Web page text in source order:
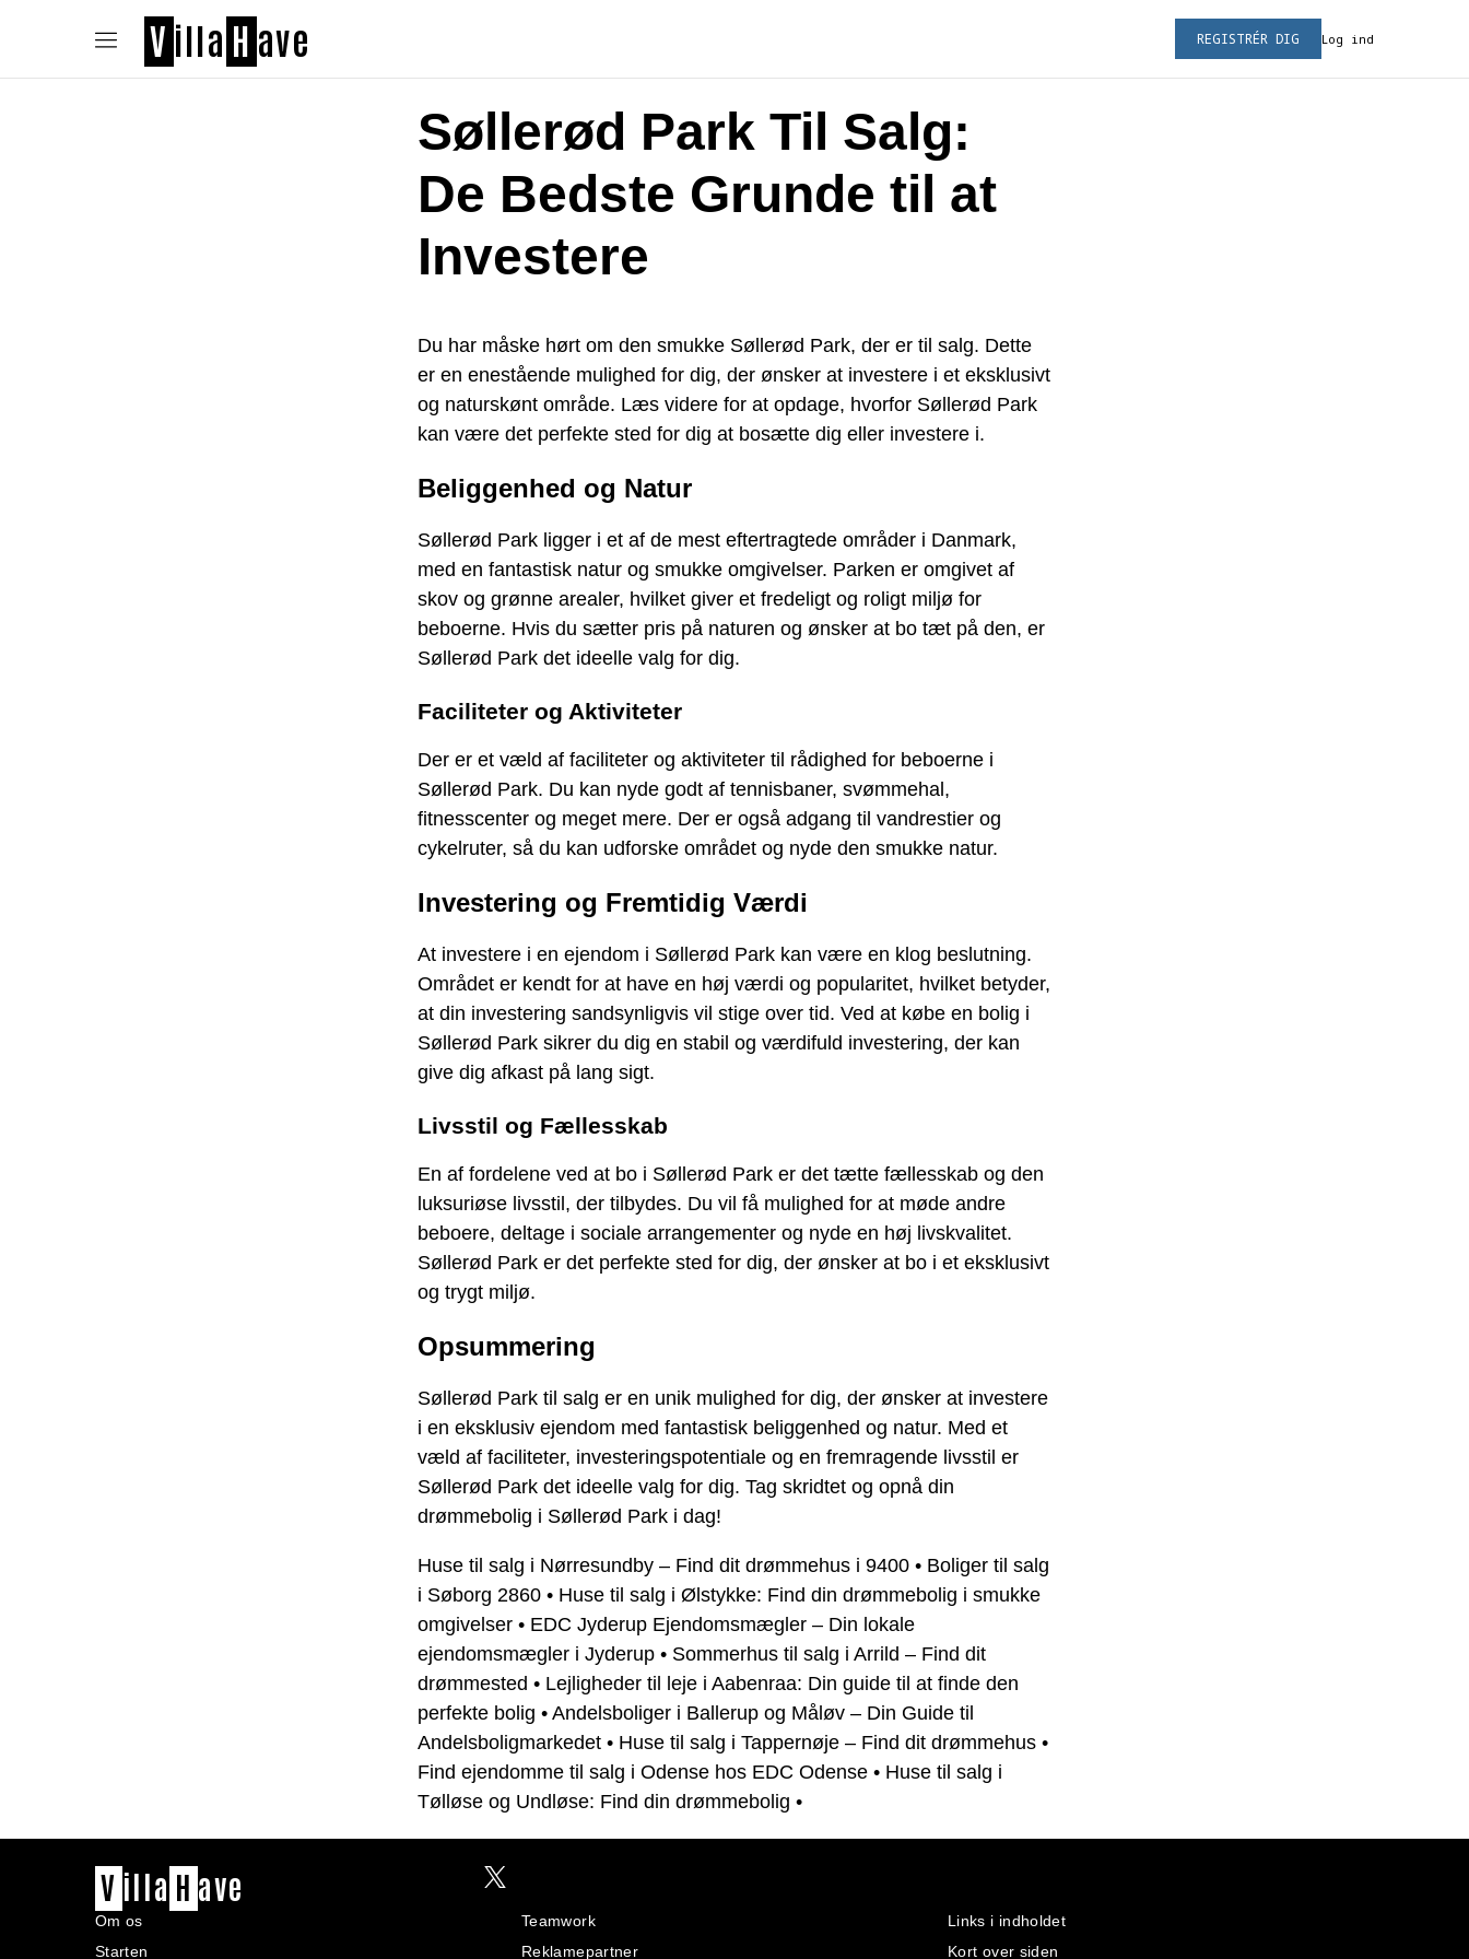
V illa H ave Log ind
REGISTRÉR DIG
Søllerød Park Til Salg:
De Bedste Grunde til at
Investere
Du har måske hørt om den smukke Søllerød Park, der er til salg. Dette
er en enestående mulighed for dig, der ønsker at investere i et eksklusivt
og naturskønt område. Læs videre for at opdage, hvorfor Søllerød Park
kan være det perfekte sted for dig at bosætte dig eller investere i.
Beliggenhed og Natur
Søllerød Park ligger i et af de mest eftertragtede områder i Danmark,
med en fantastisk natur og smukke omgivelser. Parken er omgivet af
skov og grønne arealer, hvilket giver et fredeligt og roligt miljø for
beboerne. Hvis du sætter pris på naturen og ønsker at bo tæt på den, er
Søllerød Park det ideelle valg for dig.
Faciliteter og Aktiviteter
Der er et væld af faciliteter og aktiviteter til rådighed for beboerne i
Søllerød Park. Du kan nyde godt af tennisbaner, svømmehal,
fitnesscenter og meget mere. Der er også adgang til vandrestier og
cykelruter, så du kan udforske området og nyde den smukke natur.
Investering og Fremtidig Værdi
At investere i en ejendom i Søllerød Park kan være en klog beslutning.
Området er kendt for at have en høj værdi og popularitet, hvilket betyder,
at din investering sandsynligvis vil stige over tid. Ved at købe en bolig i
Søllerød Park sikrer du dig en stabil og værdifuld investering, der kan
give dig afkast på lang sigt.
Livsstil og Fællesskab
En af fordelene ved at bo i Søllerød Park er det tætte fællesskab og den
luksuriøse livsstil, der tilbydes. Du vil få mulighed for at møde andre
beboere, deltage i sociale arrangementer og nyde en høj livskvalitet.
Søllerød Park er det perfekte sted for dig, der ønsker at bo i et eksklusivt
og trygt miljø.
Opsummering
Søllerød Park til salg er en unik mulighed for dig, der ønsker at investere
i en eksklusiv ejendom med fantastisk beliggenhed og natur. Med et
væld af faciliteter, investeringspotentiale og en fremragende livsstil er
Søllerød Park det ideelle valg for dig. Tag skridtet og opnå din
drømmebolig i Søllerød Park i dag!
Huse til salg i Nørresundby – Find dit drømmehus i 9400 • Boliger til salg
i Søborg 2860 • Huse til salg i Ølstykke: Find din drømmebolig i smukke
omgivelser • EDC Jyderup Ejendomsmægler – Din lokale
ejendomsmægler i Jyderup • Sommerhus til salg i Arrild – Find dit
drømmested • Lejligheder til leje i Aabenraa: Din guide til at finde den
perfekte bolig • Andelsboliger i Ballerup og Måløv – Din Guide til
Andelsboligmarkedet • Huse til salg i Tappernøje – Find dit drømmehus •
Find ejendomme til salg i Odense hos EDC Odense • Huse til salg i
Tølløse og Undløse: Find din drømmebolig •
V illa H ave
Om os
Starten
Teamwork
Reklamepartner
Links i indholdet
Kort over siden